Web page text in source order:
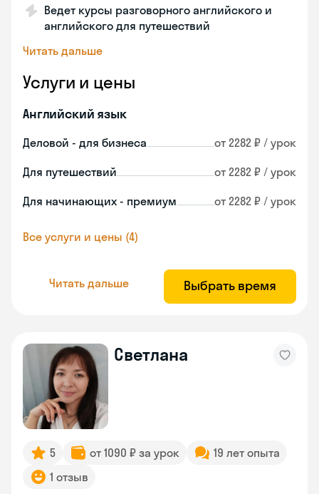
Ведет курсы разговорного английского и
английского для путешествий
Читать дальше
Услуги и цены
Английский язык
Деловой - для бизнеса от 2282 ₽ / урок
Для путешествий от 2282 ₽ / урок
Для начинающих - премиум от 2282 ₽ / урок
Все услуги и цены (4)
Читать дальше Выбрать время
Светлана
5 от 1090 ₽ за урок
19 лет опыта
1 отзыв